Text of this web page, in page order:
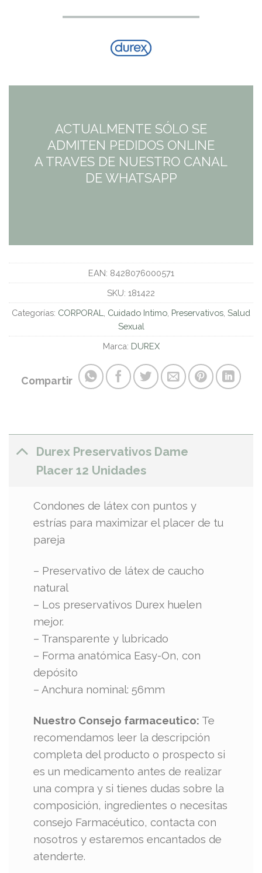
ACTUALMENTE SÓLO SE
ADMITEN PEDIDOS ONLINE
A TRAVES DE NUESTRO CANAL
DE WHATSAPP
EAN: 8428076000571
SKU: 181422
Categorías: CORPORAL Cuidado Intimo Preservativos Salud
Sexual
Marca: DUREX
Compartir
Durex Preservativos Dame
Placer 12 Unidades
Condones de látex con puntos y
estrías para maximizar el placer de tu
pareja
– Preservativo de látex de caucho
natural
– Los preservativos Durex huelen
mejor.
– Transparente y lubricado
– Forma anatómica Easy-On, con
depósito
– Anchura nominal: 56mm
Nuestro Consejo farmaceutico: Te
recomendamos leer la descripción
completa del producto o prospecto si
es un medicamento antes de realizar
una compra y si tienes dudas sobre la
composición, ingredientes o necesitas
consejo Farmacéutico, contacta con
nosotros y estaremos encantados de
atenderte.